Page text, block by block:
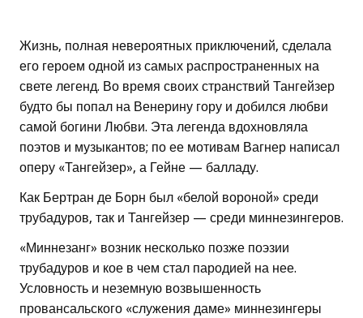
Жизнь, полная невероятных приключений, сделала
его героем одной из самых распространенных на
свете легенд. Во время своих странствий Тангейзер
будто бы попал на Венерину гору и добился любви
самой богини Любви. Эта легенда вдохновляла
поэтов и музыкантов; по ее мотивам Вагнер написал
оперу «Тангейзер», а Гейне — балладу.
Как Бертран де Борн был «белой вороной» среди
трубадуров, так и Тангейзер — среди миннезингеров.
«Миннезанг» возник несколько позже поэзии
трубадуров и кое в чем стал пародией на нее.
Условность и неземную возвышенность
провансальского «служения даме» миннезингеры